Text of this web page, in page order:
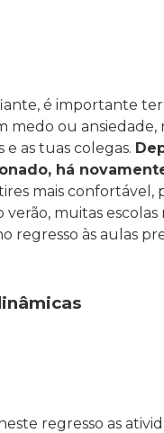
é importante
medo ou
as tuas colegas.
há
mais
muitas
regresso às aulas
regresso as